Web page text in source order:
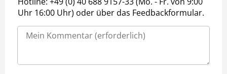
Uhr 16:00 Uhr) oder über das Feedbackformular.